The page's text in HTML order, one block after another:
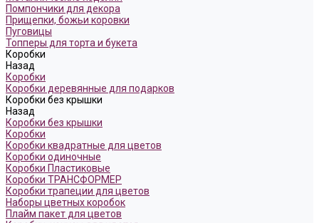
Помпончики для декора
Прищепки, божьи коровки
Пуговицы
Топперы для торта и букета
Коробки
Назад
Коробки
Коробки деревянные для подарков
Коробки без крышки
Назад
Коробки без крышки
Коробки
Коробки квадратные для цветов
Коробки одиночные
Коробки Пластиковые
Коробки ТРАНСФОРМЕР
Коробки трапеции для цветов
Наборы цветных коробок
Плайм пакет для цветов